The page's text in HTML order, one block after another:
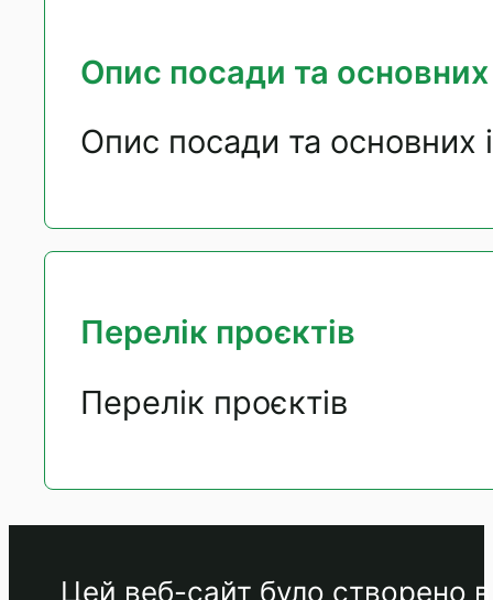
Опис посади та основних
Опис посади та основних
Перелік проєктів
Перелік проєктів
Цей веб-сайт було створено